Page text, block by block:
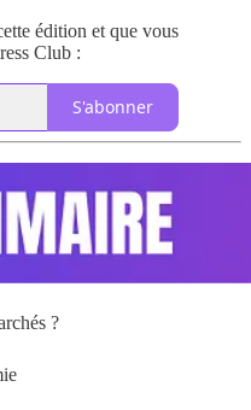
édition et que vous
Club :
S'abonner
?